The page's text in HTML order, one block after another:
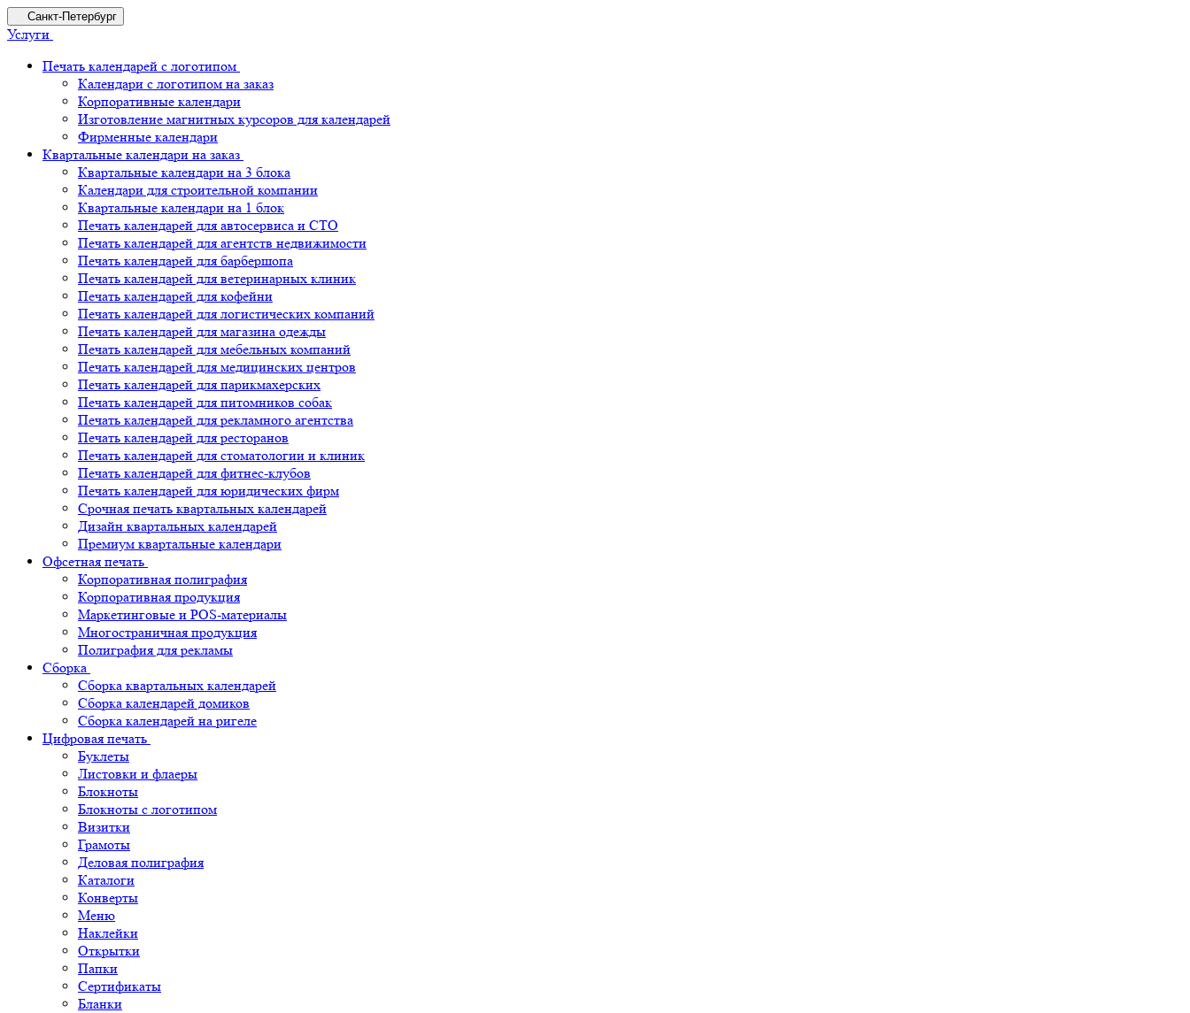
Санкт-Петербург
Услуги
Печать календарей с логотипом
Календари с логотипом на заказ
Корпоративные календари
Изготовление магнитных курсоров для календарей
Фирменные календари
Квартальные календари на заказ
Квартальные календари на 3 блока
Календари для строительной компании
Квартальные календари на 1 блок
Печать календарей для автосервиса и СТО
Печать календарей для агентств недвижимости
Печать календарей для барбершопа
Печать календарей для ветеринарных клиник
Печать календарей для кофейни
Печать календарей для логистических компаний
Печать календарей для магазина одежды
Печать календарей для мебельных компаний
Печать календарей для медицинских центров
Печать календарей для парикмахерских
Печать календарей для питомников собак
Печать календарей для рекламного агентства
Печать календарей для ресторанов
Печать календарей для стоматологии и клиник
Печать календарей для фитнес-клубов
Печать календарей для юридических фирм
Срочная печать квартальных календарей
Дизайн квартальных календарей
Премиум квартальные календари
Офсетная печать
Корпоративная полиграфия
Корпоративная продукция
Маркетинговые и POS-материалы
Многостраничная продукция
Полиграфия для рекламы
Сборка
Сборка квартальных календарей
Сборка календарей домиков
Сборка календарей на ригеле
Цифровая печать
Буклеты
Листовки и флаеры
Блокноты
Блокноты с логотипом
Визитки
Грамоты
Деловая полиграфия
Каталоги
Конверты
Меню
Наклейки
Открытки
Папки
Сертификаты
Бланки